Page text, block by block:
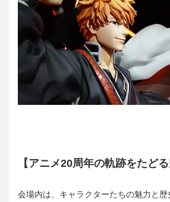
【アニメ20周年の軌跡をたどる
会場内は、キャラクターたちの魅力と